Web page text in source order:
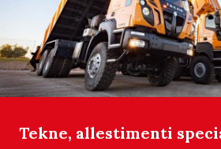
Tekne, allestimenti